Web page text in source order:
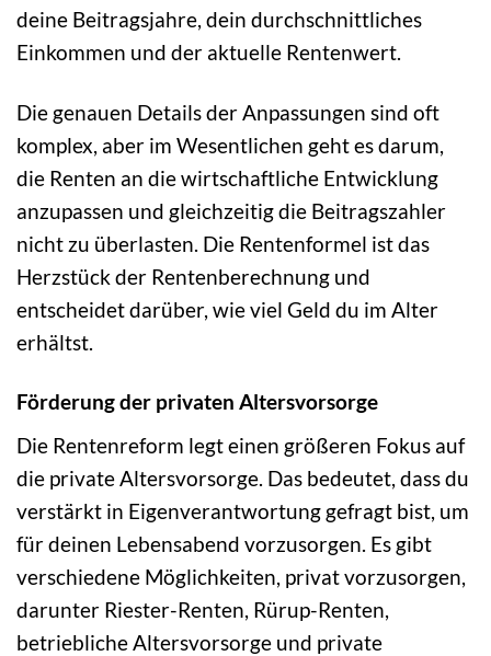
deine Beitragsjahre, dein durchschnittliches
Einkommen und der aktuelle Rentenwert.
Die genauen Details der Anpassungen sind oft
komplex, aber im Wesentlichen geht es darum,
die Renten an die wirtschaftliche Entwicklung
anzupassen und gleichzeitig die Beitragszahler
nicht zu überlasten. Die Rentenformel ist das
Herzstück der Rentenberechnung und
entscheidet darüber, wie viel Geld du im Alter
erhältst.
Förderung der privaten Altersvorsorge
Die Rentenreform legt einen größeren Fokus auf
die private Altersvorsorge. Das bedeutet, dass du
verstärkt in Eigenverantwortung gefragt bist, um
für deinen Lebensabend vorzusorgen. Es gibt
verschiedene Möglichkeiten, privat vorzusorgen,
darunter Riester-Renten, Rürup-Renten,
betriebliche Altersvorsorge und private